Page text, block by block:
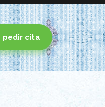
Avanzada
Traspuesto
Meditación
pedir cita